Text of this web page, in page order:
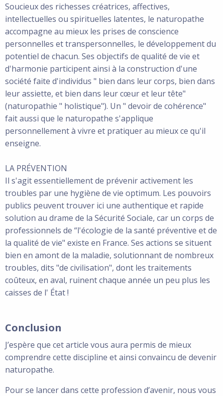
Soucieux des richesses créatrices, affectives,
intellectuelles ou spirituelles latentes, le naturopathe
accompagne au mieux les prises de conscience
personnelles et transpersonnelles, le développement du
potentiel de chacun. Ses objectifs de qualité de vie et
d'harmonie participent ainsi à la construction d'une
société faite d'individus " bien dans leur corps, bien dans
leur assiette, et bien dans leur cœur et leur tête"
(naturopathie " holistique"). Un " devoir de cohérence"
fait aussi que le naturopathe s'applique
personnellement à vivre et pratiquer au mieux ce qu'il
enseigne.
LA PRÉVENTION
Il s'agit essentiellement de prévenir activement les
troubles par une hygiène de vie optimum. Les pouvoirs
publics peuvent trouver ici une authentique et rapide
solution au drame de la Sécurité Sociale, car un corps de
professionnels de “l'écologie de la santé préventive et de
la qualité de vie" existe en France. Ses actions se situent
bien en amont de la maladie, solutionnant de nombreux
troubles, dits "de civilisation", dont les traitements
coûteux, en aval, ruinent chaque année un peu plus les
caisses de l' État !
Conclusion
J’espère que cet article vous aura permis de mieux
comprendre cette discipline et ainsi convaincu de devenir
naturopathe.
Pour se lancer dans cette profession d’avenir, nous vous